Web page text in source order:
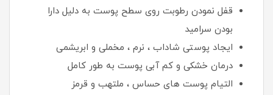
قفل نمودن رطوبت روی سطح پوست به دلیل دارا
بودن سرامید
ایجاد پوستی شاداب ، نرم ، مخملی و ابریشمی
درمان خشکی و کم آبی پوست به طور کامل
التیام پوست های حساس ، ملتهب و قرمز